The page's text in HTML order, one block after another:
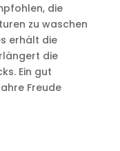
die
zu waschen
erhält die
die
Ein gut
Freude